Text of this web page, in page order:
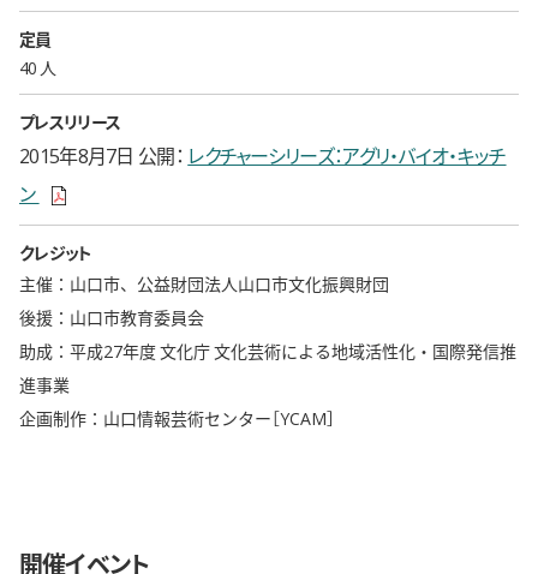
定員
40 人
プレスリリース
2015年8月7日 公開 レクチャーシリーズ：アグリ・バイオ・キッチ
ン 新しいウィンドウで開きます
クレジット
主催：山口市、公益財団法人山口市文化振興財団
後援：山口市教育委員会
助成：平成27年度 文化庁 文化芸術による地域活性化・国際発信推
進事業
企画制作：山口情報芸術センター［YCAM］
開催イベント